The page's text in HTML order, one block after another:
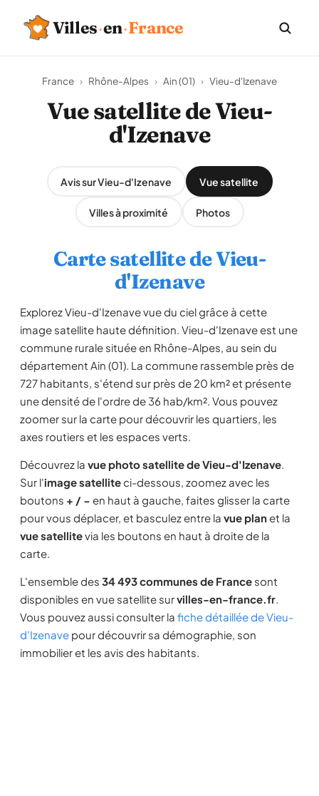
Villes·en·France
France › Rhône-Alpes › Ain (01) › Vieu-d'Izenave
Vue satellite de Vieu-
d'Izenave
Avis sur Vieu-d'Izenave Vue satellite
Villes à proximité Photos
Carte satellite de Vieu-
d'Izenave
Explorez Vieu-d'Izenave vue du ciel grâce à cette
image satellite haute définition. Vieu-d'Izenave est une
commune rurale située en Rhône-Alpes, au sein du
département Ain (01). La commune rassemble près de
727 habitants, s'étend sur près de 20 km² et présente
une densité de l'ordre de 36 hab/km². Vous pouvez
zoomer sur la carte pour découvrir les quartiers, les
axes routiers et les espaces verts.
Découvrez la vue photo satellite de Vieu-d'Izenave.
Sur l'image satelliteci-dessous, zoomez avec les
boutons + / − en haut à gauche, faites glisser la carte
pour vous déplacer, et basculez entre la vue planet la
vue satellitevia les boutons en haut à droite de la
carte.
L'ensemble des 34 493 communes de France sont
disponibles en vue satellite survilles-en-france.fr.
Vous pouvez aussi consulter la fiche détaillée de Vieu-
d'Izenave pour découvrir sa démographie, son
immobilier et les avis des habitants.